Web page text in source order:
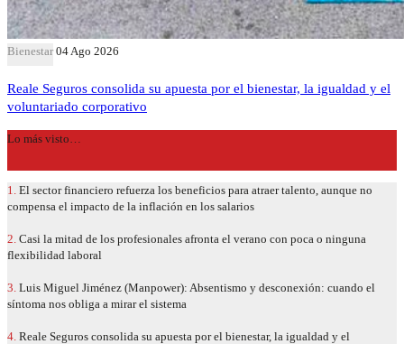
Bienestar 04 Ago 2026
Reale Seguros consolida su apuesta por el bienestar, la igualdad y el
voluntariado corporativo
Lo más visto…
1. El sector financiero refuerza los beneficios para atraer talento, aunque no
compensa el impacto de la inflación en los salarios
2. Casi la mitad de los profesionales afronta el verano con poca o ninguna
flexibilidad laboral
3. Luis Miguel Jiménez (Manpower): Absentismo y desconexión: cuando el
síntoma nos obliga a mirar el sistema
4. Reale Seguros consolida su apuesta por el bienestar, la igualdad y el